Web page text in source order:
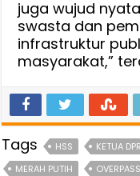
juga wujud
swasta dan
infrastruktur
masyarakat,”
Tags HSS KETUA
MERAH PUTIH
OVERPASS